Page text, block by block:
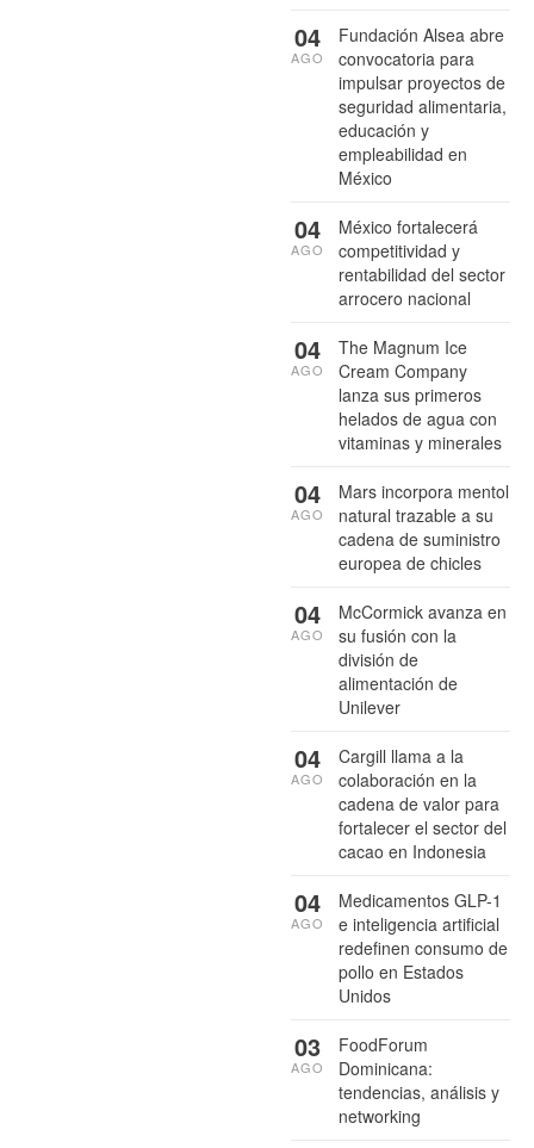
Fundación Alsea abre
convocatoria para
impulsar proyectos de
seguridad alimentaria,
educación y
empleabilidad en
México
04
AGO
México fortalecerá
competitividad y
rentabilidad del sector
arrocero nacional
04
AGO
The Magnum Ice
Cream Company
lanza sus primeros
helados de agua con
vitaminas y minerales
04
AGO
Mars incorpora mentol
natural trazable a su
cadena de suministro
europea de chicles
04
AGO
McCormick avanza en
su fusión con la
división de
alimentación de
Unilever
04
AGO
Cargill llama a la
colaboración en la
cadena de valor para
fortalecer el sector del
cacao en Indonesia
04
AGO
Medicamentos GLP-1
e inteligencia artificial
redefinen consumo de
pollo en Estados
Unidos
04
AGO
FoodForum
Dominicana:
tendencias, análisis y
networking
03
AGO